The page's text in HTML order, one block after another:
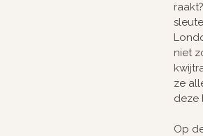
niet
ze
deze
Op